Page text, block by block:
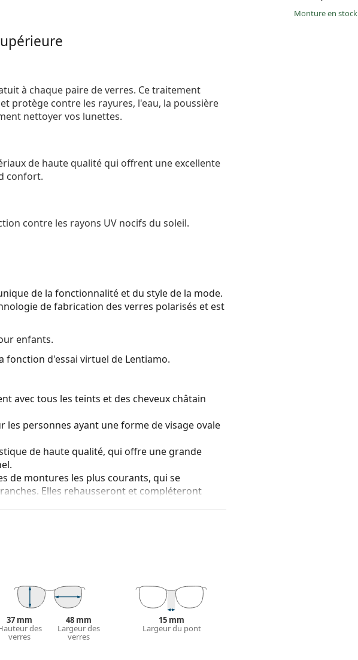
Monture en stock
à chaque paire de verres. Ce traitement
protège contre les rayures, l'eau, la poussière
nettoyer vos lunettes.
de haute qualité qui offrent une excellente
confort.
contre les rayons UV nocifs du soleil.
de la fonctionnalité et du style de la mode.
de fabrication des verres polarisés et est
enfants.
fonction d'essai virtuel de Lentiamo.
avec tous les teints et des cheveux châtain
personnes ayant une forme de visage ovale
de haute qualité, qui offre une grande
de montures les plus courants, qui se
Elles rehausseront et compléteront
leur protection contre les dommages. Ce type
de plus grande puissance optique.
des lunettes. Certains modèles peuvent être
d'autres styles ou consultez notre guide
l'utilisation.
37 mm
des
verres
48 mm
Largeur des
verres
15 mm
Largeur du pont